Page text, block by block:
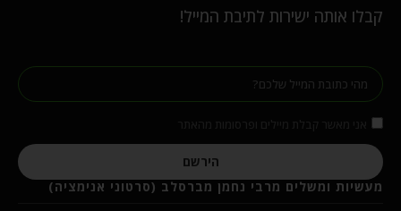
קבלו אותה ישירות לתיבת המייל!
הירשם
מעשיות ומשלים מרבי נחמן מברסלב (סרטוני אנימציה)